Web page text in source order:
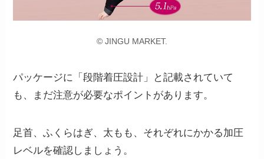
© JINGU MARKET.
パッケージに「段階着圧設計」と記載されていて
も、まだ注意が必要なポイントがあります。
足首、ふくらはぎ、太もも、それぞれにかかる加圧
レベルを確認しましょう。